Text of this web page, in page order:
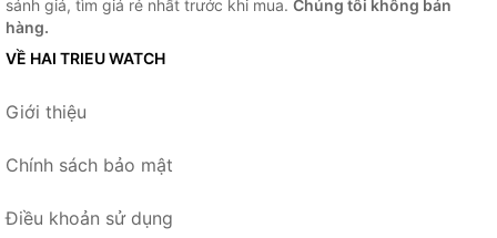
sánh giá, tìm giá rẻ nhất trước khi mua. Chúng tôi không bán
hàng.
VỀ HAI TRIEU WATCH
Giới thiệu
Chính sách bảo mật
Điều khoản sử dụng